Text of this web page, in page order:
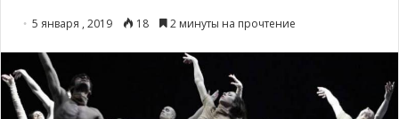
5 января , 2019 18 2 минуты на прочтение